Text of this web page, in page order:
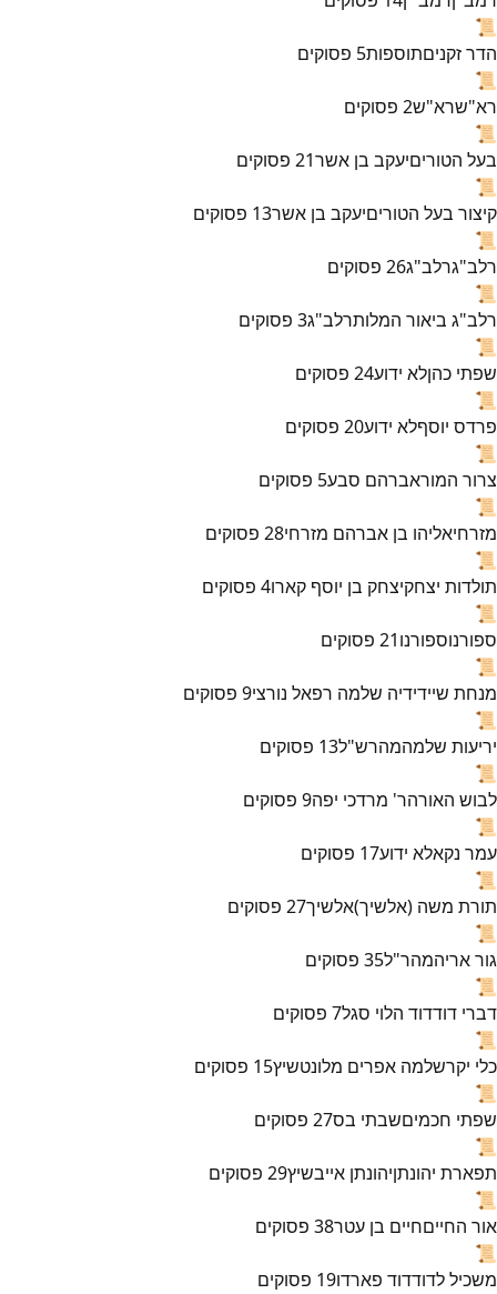
📜
הדר זקניםתוספות5 פסוקים
📜
רא"שרא"ש2 פסוקים
📜
בעל הטוריםיעקב בן אשר21 פסוקים
📜
קיצור בעל הטוריםיעקב בן אשר13 פסוקים
📜
רלב"גרלב"ג26 פסוקים
📜
רלב"ג ביאור המלותרלב"ג3 פסוקים
📜
שפתי כהןלא ידוע24 פסוקים
📜
פרדס יוסףלא ידוע20 פסוקים
📜
צרור המוראברהם סבע5 פסוקים
📜
מזרחיאליהו בן אברהם מזרחי28 פסוקים
📜
תולדות יצחקיצחק בן יוסף קארו4 פסוקים
📜
ספורנוספורנו21 פסוקים
📜
מנחת שיידידיה שלמה רפאל נורצי9 פסוקים
📜
יריעות שלמהמהרש"ל13 פסוקים
📜
לבוש האורהר' מרדכי יפה9 פסוקים
📜
עמר נקאלא ידוע17 פסוקים
📜
תורת משה (אלשיך)אלשיך27 פסוקים
📜
גור אריהמהר"ל35 פסוקים
📜
דברי דודדוד הלוי סגל7 פסוקים
📜
כלי יקרשלמה אפרים מלונטשיץ15 פסוקים
📜
שפתי חכמיםשבתי בס27 פסוקים
📜
תפארת יהונתןיהונתן אייבשיץ29 פסוקים
📜
אור החייםחיים בן עטר38 פסוקים
📜
משכיל לדודדוד פארדו19 פסוקים